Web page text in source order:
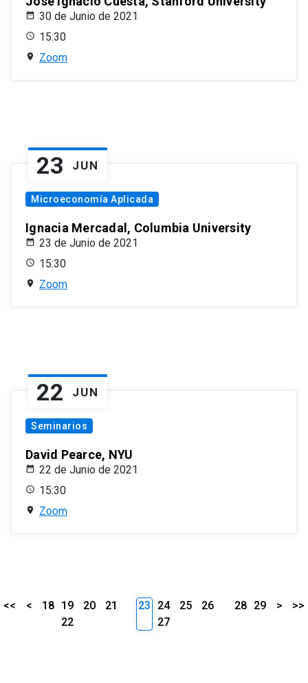
30 de Junio de 2021
15:30
Zoom
23 JUN
Microeconomía Aplicada
Ignacia Mercadal, Columbia University
23 de Junio de 2021
15:30
Zoom
22 JUN
Seminarios
David Pearce, NYU
22 de Junio de 2021
15:30
Zoom
<< < 18 19 20
21
22
23 24 25
26
27
28 29 > >>